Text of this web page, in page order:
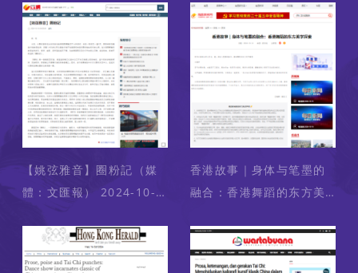
Nurturing
Professional Chinese
Dance Talents for
Hong Kong (Media:
BroadwayWorld.com)
2024-10-15
【姚弦雅音】圈粉記（媒
體：文匯報） 2024-10-
香港故事｜身体与笔墨的
融合：香港舞蹈的东方美
网） 2024-10-14